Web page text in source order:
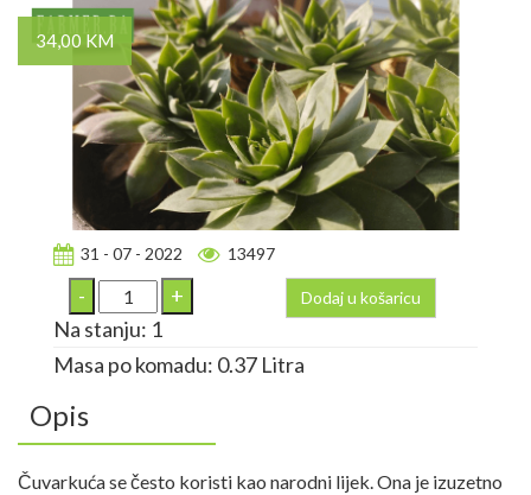
34,00 KM
31 - 07 - 2022 13497
Dodaj u košaricu
Na stanju: 1
Masa po komadu: 0.37 Litra
Opis
Čuvarkuća se često koristi kao narodni lijek. Ona je izuzetno